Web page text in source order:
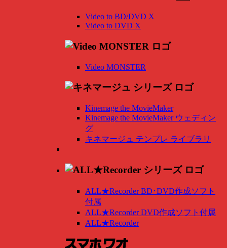
Video to BD/DVD X
Video to DVD X
Video MONSTER
Kinemage the MovieMaker
Kinemage the MovieMaker ウェディン
グ
キネマージュ テンプレ ライブラリ
ALL★Recorder BD･DVD作成ソフト
付属
ALL★Recorder DVD作成ソフト付属
ALL★Recorder